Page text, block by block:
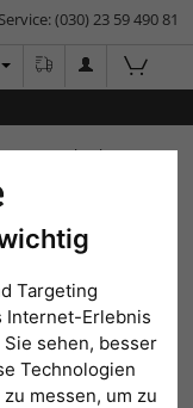
Targeting
Internet-Erlebnis
sehen, besser
Technologien
messen, um zu
Service: (030) 23 59 490 81
Holzrahmen